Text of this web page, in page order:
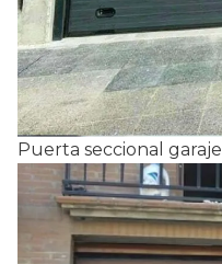
Puerta seccional garaje